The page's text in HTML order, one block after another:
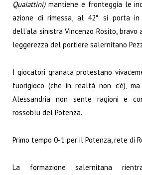
Quaiattini)mantiene e fronteggia le
azione di rimessa, al 42° si porta
dell’ala sinistra Vincenzo Rosito,
leggerezza del portiere salernitano
I giocatori granata protestano
fuorigioco (che in realtà non c’è),
Alessandria non sente ragioni e
rossoblu del Potenza.
Primo tempo 0-1 per il Potenza, rete di
La formazione salernitana